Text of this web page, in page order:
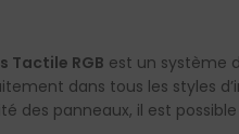
Tactile RGB est un système
dans tous les styles
des panneaux, il est